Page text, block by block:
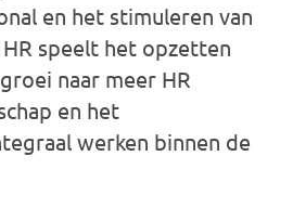
en het stimuleren van
speelt het opzetten
naar meer HR
en het
werken binnen de